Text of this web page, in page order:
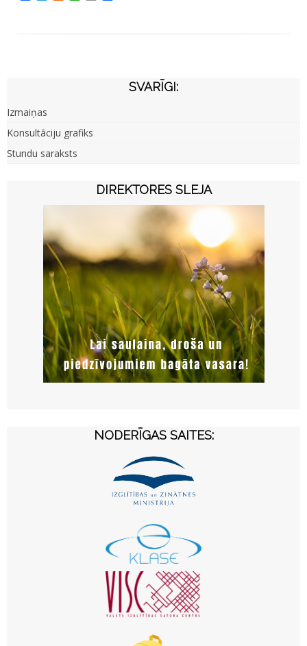
SVARĪGI:
Izmaiņas
Konsultāciju grafiks
Stundu saraksts
DIREKTORES SLEJA
NODERĪGAS SAITES: